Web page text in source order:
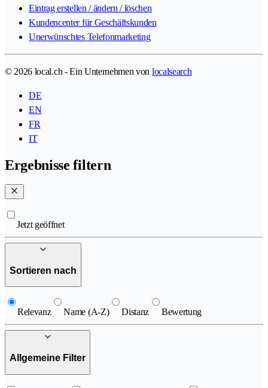
Eintrag erstellen / ändern / löschen
Kundencenter für Geschäftskunden
Unerwünschtes Telefonmarketing
© 2026 local.ch - Ein Unternehmen von localsearch
DE
EN
FR
IT
Ergebnisse filtern
Jetzt geöffnet
Sortieren nach
Relevanz Name (A-Z) Distanz Bewertung
Allgemeine Filter